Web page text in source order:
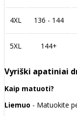
4XL 136 - 144
5XL 144+
Vyriški apatiniai
Kaip matuoti?
Liemuo - Matuokite